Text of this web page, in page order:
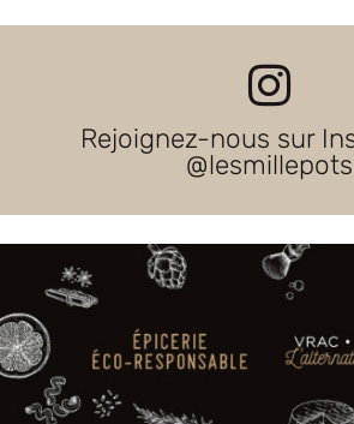
Rejoignez-nous sur
@lesmillepots